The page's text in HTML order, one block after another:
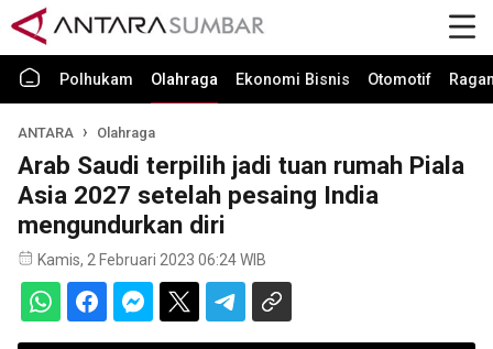
Polhukam Olahraga Ekonomi Bisnis Otomotif
ANTARA Olahraga
Arab Saudi terpilih jadi tuan rumah Piala
Asia 2027 setelah pesaing India
mengundurkan diri
Kamis, 2 Februari 2023 06:24 WIB